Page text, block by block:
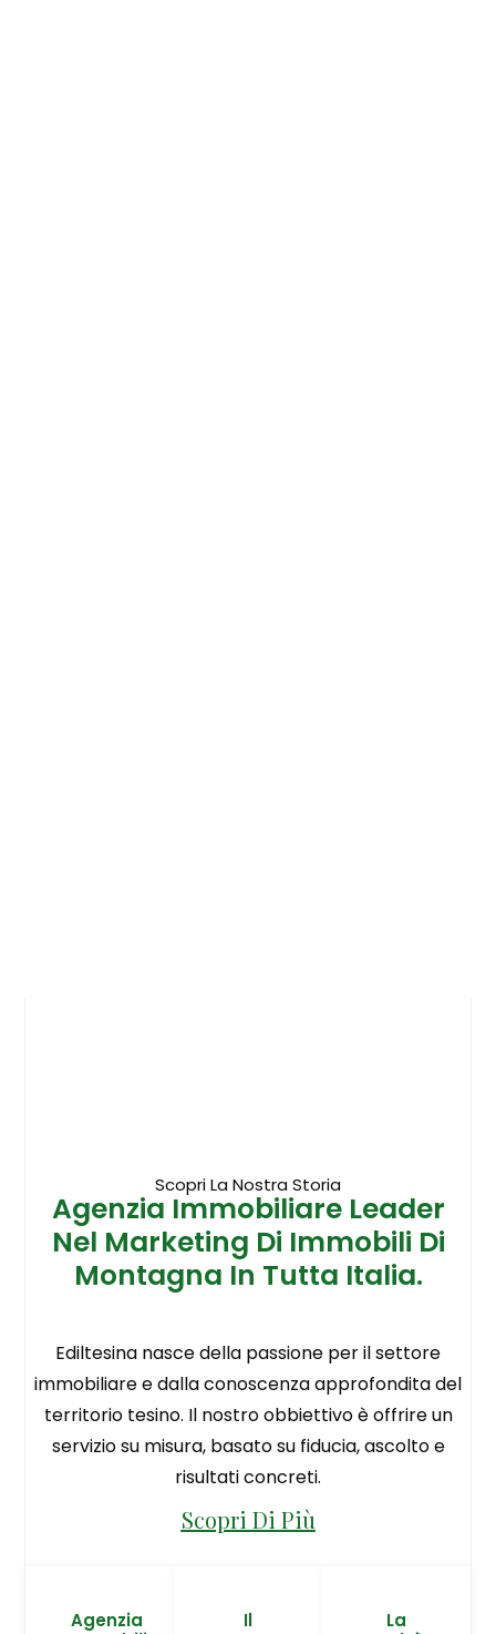
Scopri La Nostra Storia
Agenzia Immobiliare Leader
Nel Marketing Di Immobili Di
Montagna In Tutta Italia.
Ediltesina nasce della passione per il settore
immobiliare e dalla conoscenza approfondita del
territorio tesino. Il nostro obbiettivo è offrire un
servizio su misura, basato su fiducia, ascolto e
risultati concreti.
Scopri Di Più
Agenzia
Il
La